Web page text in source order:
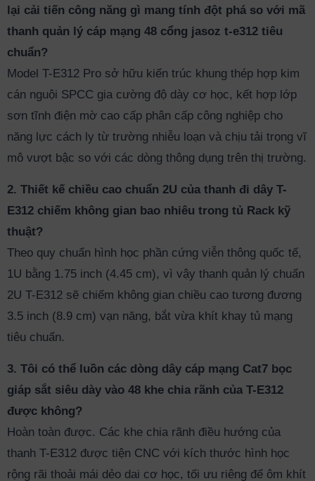
lại cải tiến công năng gì mang tính đột phá so với mã
thanh quản lý cáp mạng 48 cổng jasoz t-e312 tiêu
chuẩn?
Model T-E312 Pro sở hữu kiến trúc khung thép hợp kim
cán nguội SPCC gia cường độ dày cơ học, kết hợp lớp
sơn tĩnh điện mờ cao cấp phân cấp công nghiệp cho
năng lực cách ly từ trường nhiễu loạn và chịu tải trọng vĩ
mô vượt bậc so với các dòng thông dụng trên thị trường.
2. Thiết kế chiều cao chuẩn 2U của thanh đi dây T-
E312 chiếm không gian bao nhiêu trong tủ Rack kỹ
thuật?
Theo quy chuẩn hình học phần cứng viễn thông quốc tế,
1U bằng 1.75 inch (4.45 cm), vì vậy thanh quản lý chuẩn
2U T-E312 sẽ chiếm không gian chiều cao tương đương
3.5 inch (8.9 cm) vạn năng, bắt vừa khít khay tủ mạng
tiêu chuẩn.
3. Tôi có thể luồn các dòng dây cáp mạng Cat7 bọc
giáp sắt siêu dày vào 48 khe chia rãnh của T-E312
được không?
Hoàn toàn được. Các khe chia rãnh điều hướng của
thanh T-E312 được tiện CNC với kích thước hình học
rộng rãi thoải mái dẻo dai cơ học, tối ưu riêng để ôm khít